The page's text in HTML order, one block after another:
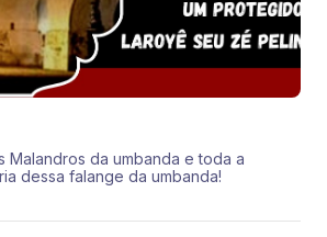
Malandros da umbanda e toda a
dessa falange da umbanda!